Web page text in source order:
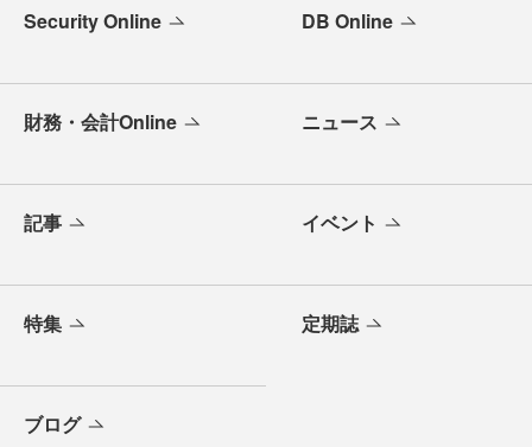
Security Online DB Online
財務・会計Online ニュース
記事 イベント
特集 定期誌
ブログ